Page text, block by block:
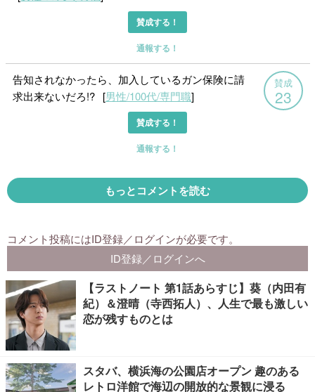
【ラストノート 第1話あらすじ】葵（内田有
紀）＆澄晴（寺西拓人）、人生で最も激しい
恋が残すものとは
スタバ、横浜海の公園店オープン 趣のある
レトロ洋館で海辺の開放的な景観に浸る